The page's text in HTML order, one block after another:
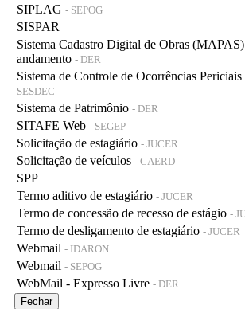
SIPLAG - SEPOG
SISPAR
Sistema Cadastro Digital de Obras
andamento - DER
Sistema de Controle de Ocorrências Periciais
SESDEC
Sistema de Patrimônio - DER
SITAFE Web - SEGEP
Solicitação de estagiário - JUCER
Solicitação de veículos - CAERD
SPP
Termo aditivo de estagiário - JUCER
Termo de concessão de recesso de estágio -
Termo de desligamento de estagiário - JUCER
Webmail - IDARON
Webmail - SEPOG
WebMail - Expresso Livre - DER
Fechar